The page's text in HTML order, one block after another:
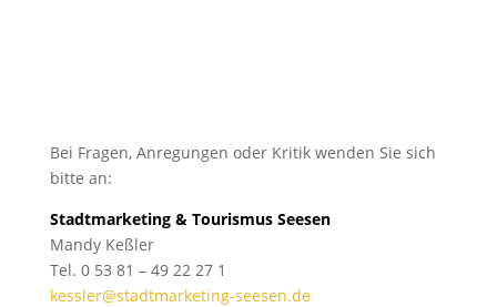
Bei Fragen, Anregungen oder Kritik wenden Sie sich
bitte an:
Stadtmarketing & TourismusSeesen
Mandy Keßler
Tel. 0 53 81 – 49 22 27 1
kessler@stadtmarketing-seesen.de